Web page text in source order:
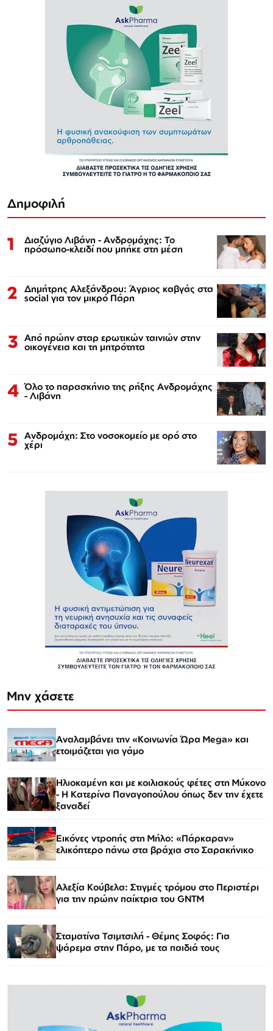
Δημοφιλή
1 Διαζύγιο Λιβάνη - Ανδρομάχης: Το
πρόσωπο-κλειδί που μπήκε στη μέση
2 Δημήτρης Αλεξάνδρου: Άγριος καβγάς στα
social για τον μικρό Πάρη
3 Από πρώην σταρ ερωτικών ταινιών στην
οικογένεια και τη μητρότητα
4 Όλο το παρασκήνιο της ρήξης Ανδρομάχης
- Λιβάνη
5 Ανδρομάχη: Στο νοσοκομείο με ορό στο
χέρι
Μην χάσετε
Αναλαμβάνει την «Κοινωνία Ώρα Mega» και
ετοιμάζεται για γάμο
Ηλιοκαμένη και με κοιλιακούς φέτες στη Μύκονο
- Η Κατερίνα Παναγοπούλου όπως δεν την έχετε
ξαναδεί
Εικόνες ντροπής στη Μήλο: «Πάρκαραν»
ελικόπτερο πάνω στα βράχια στο Σαρακήνικο
Αλεξία Κούβελα: Στιγμές τρόμου στο Περιστέρι
για την πρώην παίκτρια του GNTM
Σταματίνα Τσιμτσιλή - Θέμης Σοφός: Για
ψάρεμα στην Πάρο, με τα παιδιά τους